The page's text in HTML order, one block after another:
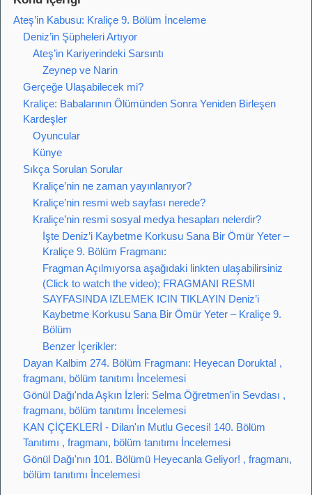
Ateş’in Kabusu: Kraliçe 9. Bölüm İnceleme
Deniz’in Şüpheleri Artıyor
Ateş’in Kariyerindeki Sarsıntı
Zeynep ve Narin
Gerçeğe Ulaşabilecek mi?
Kraliçe: Babalarının Ölümünden Sonra Yeniden Birleşen
Kardeşler
Oyuncular
Künye
Sıkça Sorulan Sorular
Kraliçe’nin ne zaman yayınlanıyor?
Kraliçe’nin resmi web sayfası nerede?
Kraliçe’nin resmi sosyal medya hesapları nelerdir?
İşte Deniz’i Kaybetme Korkusu Sana Bir Ömür Yeter –
Kraliçe 9. Bölüm Fragmanı:
Fragman Açılmıyorsa aşağıdaki linkten ulaşabilirsiniz
(Click to watch the video); FRAGMANI RESMI
SAYFASINDA IZLEMEK ICIN TIKLAYIN Deniz’i
Kaybetme Korkusu Sana Bir Ömür Yeter – Kraliçe 9.
Bölüm
Benzer İçerikler:
Dayan Kalbim 274. Bölüm Fragmanı: Heyecan Dorukta! ,
fragmanı, bölüm tanıtımı İncelemesi
Gönül Dağı'nda Aşkın İzleri: Selma Öğretmen'in Sevdası ,
fragmanı, bölüm tanıtımı İncelemesi
KAN ÇİÇEKLERİ - Dilan'ın Mutlu Gecesi! 140. Bölüm
Tanıtımı , fragmanı, bölüm tanıtımı İncelemesi
Gönül Dağı'nın 101. Bölümü Heyecanla Geliyor! , fragmanı,
bölüm tanıtımı İncelemesi